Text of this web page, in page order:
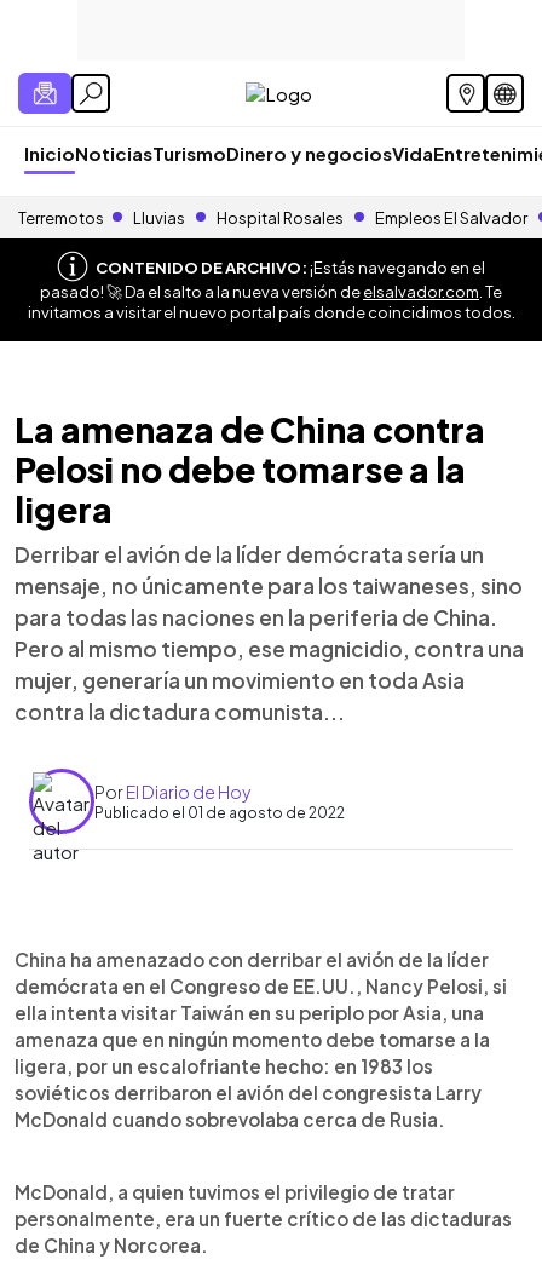
InicioNoticiasTurismoDinero y negociosVida
Terremotos Lluvias Hospital Rosales Empleos El Salvador
CONTENIDO DE ARCHIVO:¡Estás navegando en el
pasado! 🚀 Da el salto a la nueva versión deelsalvador.com . Te
invitamos a visitar el nuevo portal país donde coincidimos todos.
La amenaza de China contra
Pelosi no debe tomarse a la
ligera
Derribar el avión de la líder demócrata sería un
mensaje, no únicamente para los taiwaneses, sino
para todas las naciones en la periferia de China.
Pero al mismo tiempo, ese magnicidio, contra una
mujer, generaría un movimiento en toda Asia
contra la dictadura comunista...
PorEl Diario de Hoy
Publicado el 01 de agosto de 2022
► Escuchar artículo
China ha amenazado con derribar el avión de la líder
demócrata en el Congreso de EE.UU., Nancy Pelosi, si
ella intenta visitar Taiwán en su periplo por Asia, una
amenaza que en ningún momento debe tomarse a la
ligera, por un escalofriante hecho: en 1983 los
soviéticos derribaron el avión del congresista Larry
McDonald cuando sobrevolaba cerca de Rusia.
McDonald, a quien tuvimos el privilegio de tratar
personalmente, era un fuerte crítico de las dictaduras
de China y Norcorea.